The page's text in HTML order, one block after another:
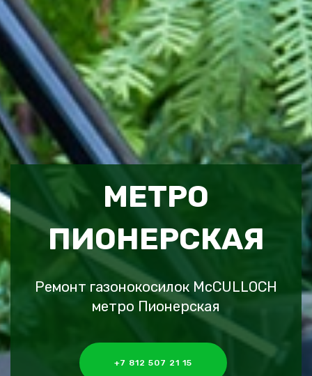
МЕТРО
ПИОНЕРСКАЯ
Ремонт газонокосилок McCULLOCH
метро Пионерская
+7 812 507 21 15